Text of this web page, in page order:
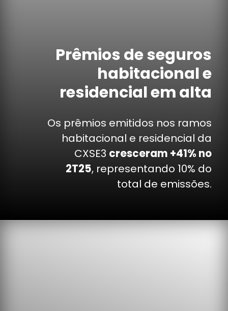
Prêmios de seguros
habitacional e
residencial em alta
Os prêmios emitidos nos ramos
habitacional e residencial da
CXSE3 cresceram +41% no
2T25, representando 10% do
total de emissões.